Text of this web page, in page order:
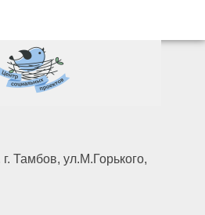
Тамбов, ул.М.Горького,